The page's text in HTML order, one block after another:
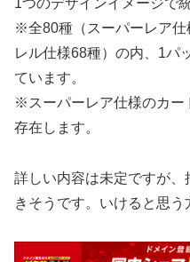
1つのデザインイメージで
※全80種（スーパーレア仕
レル仕様68種）の内、1パ
ています。
※スーパーレア仕様のカー
存在します。
詳しい内容は未定ですが
きそうです。いけると思う